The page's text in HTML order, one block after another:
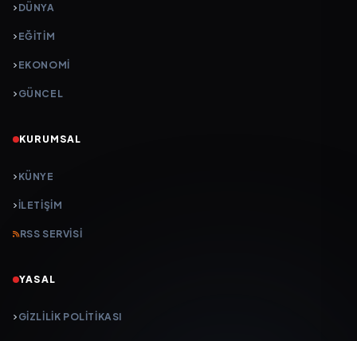
DÜNYA
EĞİTİM
EKONOMİ
GÜNCEL
KURUMSAL
KÜNYE
İLETIŞIM
RSS SERVISI
YASAL
GIZLILIK POLITIKASI